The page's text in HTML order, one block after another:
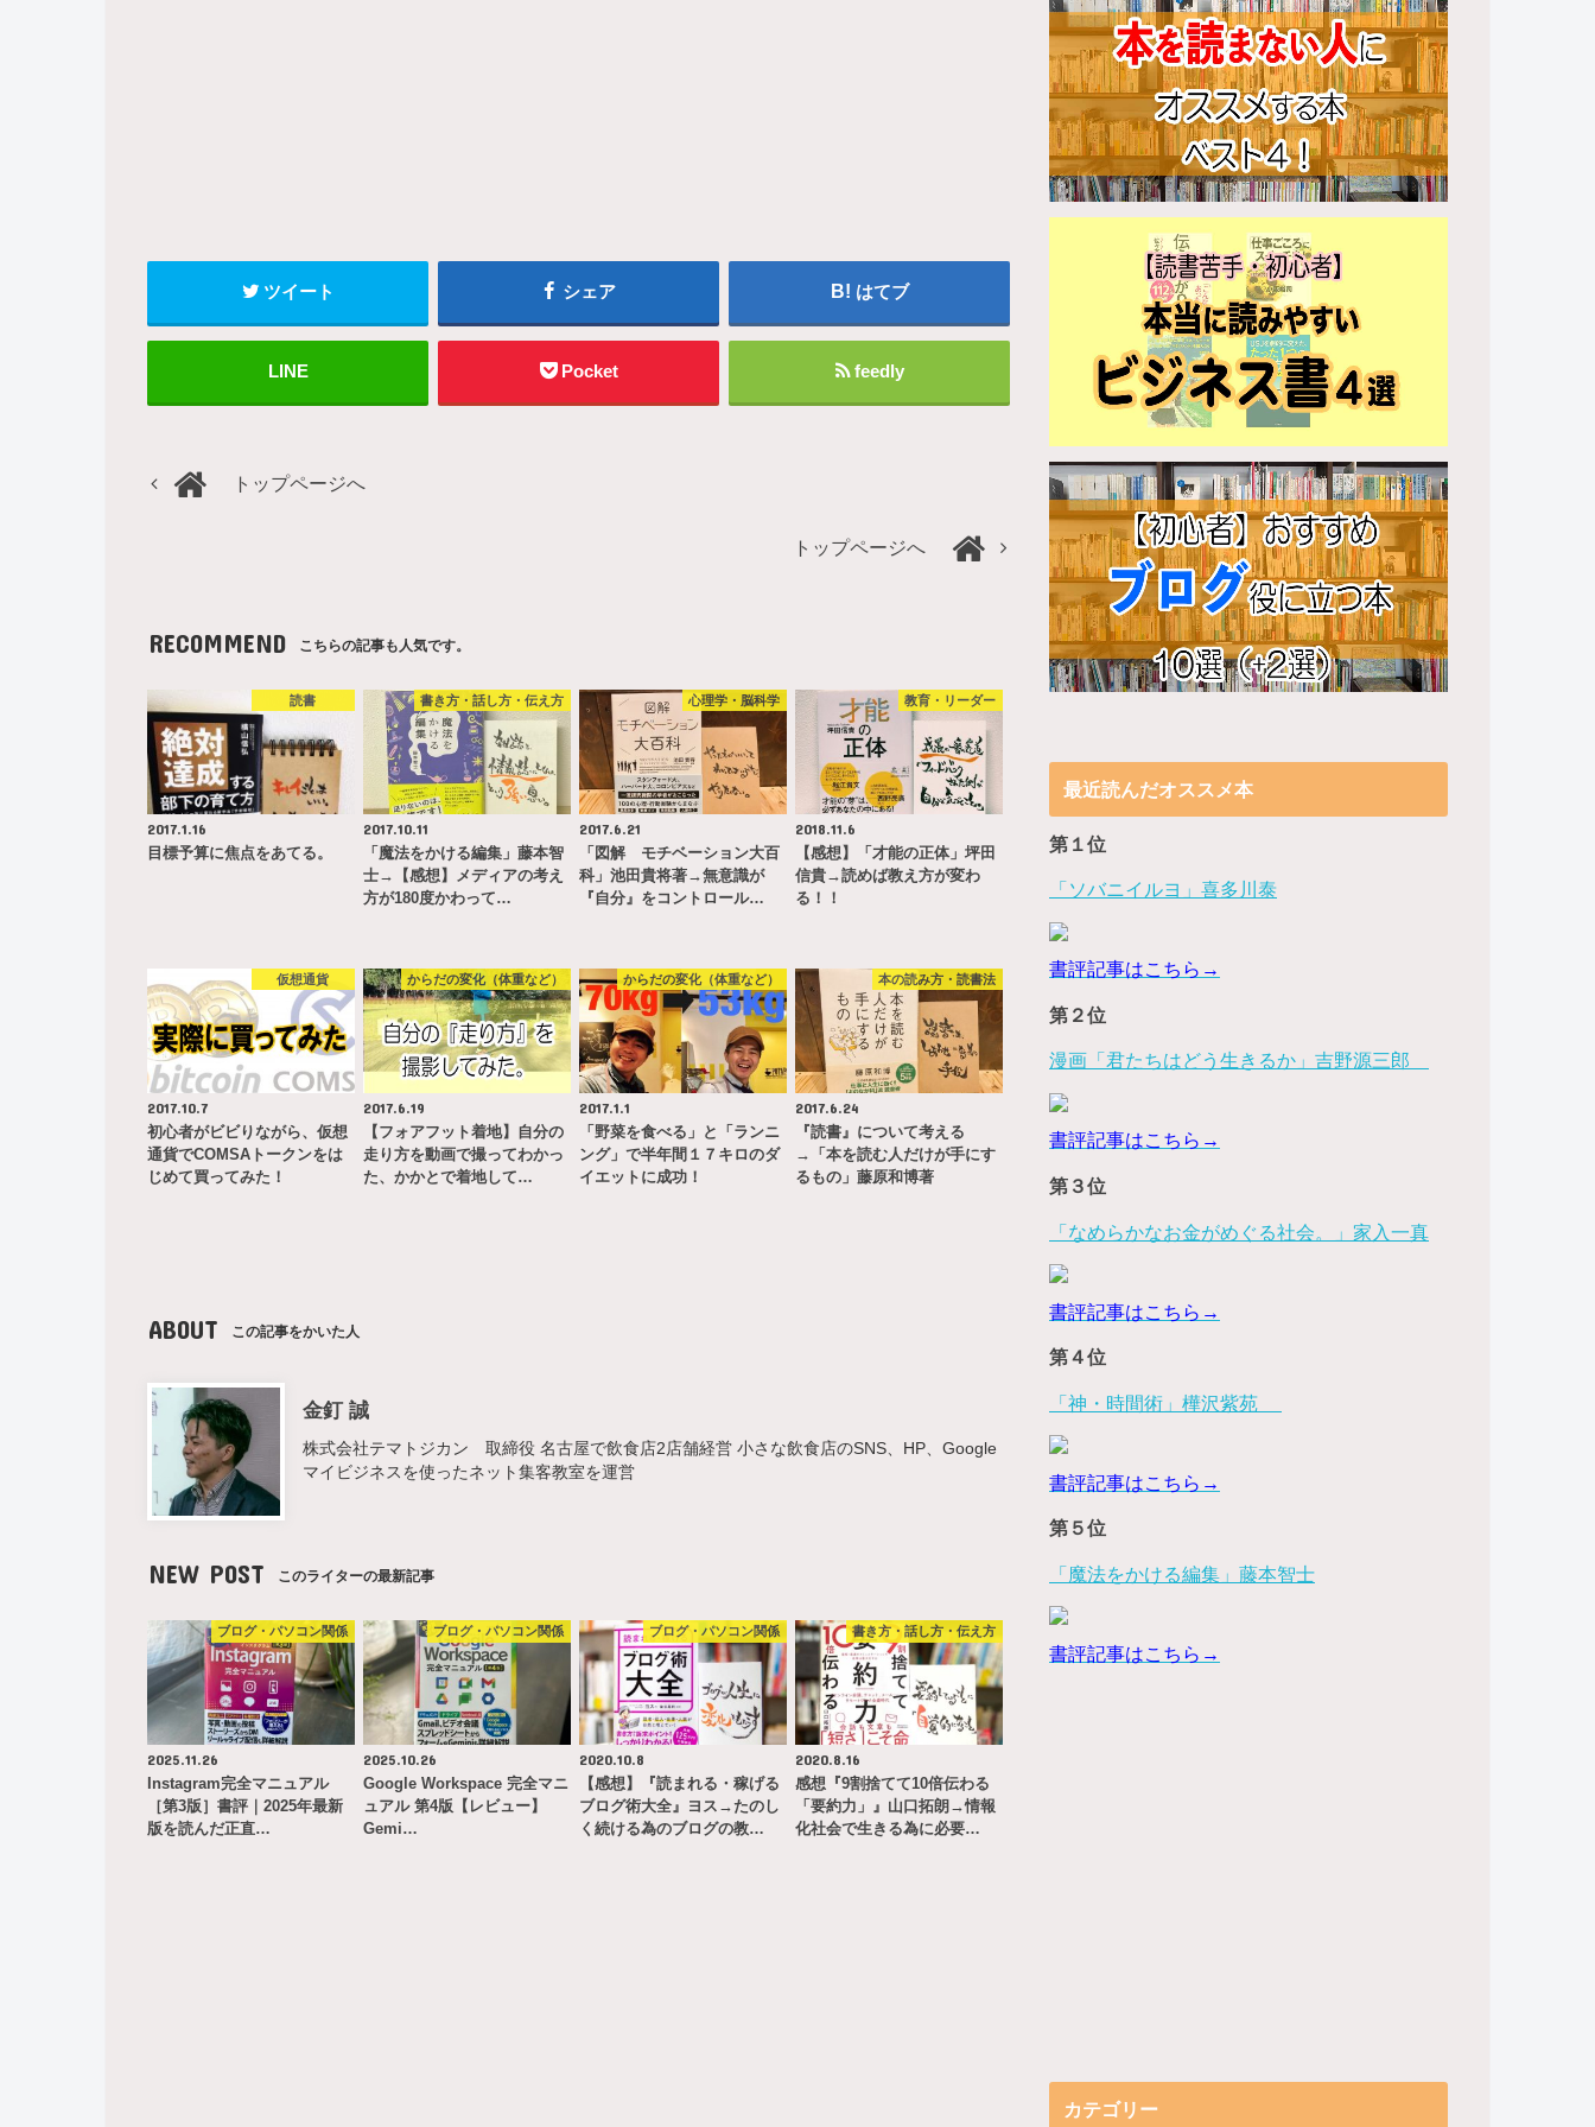
ツイート シェア はてブ
LINE Pocket feedly
トップページへ
トップページへ
RECOMMEND こちらの記事も人気です。
読書
2017.1.16
目標予算に焦点をあてる。
書き方・話し方・伝え方
2017.10.11
「魔法をかける編集」藤本智
士→【感想】メディアの考え
方が180度かわって…
心理学・脳科学
2017.6.21
「図解 モチベーション大百
科」池田貴将著→無意識が
『自分』をコントロール…
教育・リーダー
2018.11.6
【感想】「才能の正体」坪田
信貴→読めば教え方が変わ
る！！
仮想通貨
2017.10.7
初心者がビビりながら、仮想
通貨でCOMSAトークンをは
じめて買ってみた！
からだの変化（体重など）
2017.6.19
【フォアフット着地】自分の
走り方を動画で撮ってわかっ
た、かかとで着地して…
からだの変化（体重など）
2017.1.1
「野菜を食べる」と「ランニ
ング」で半年間１７キロのダ
イエットに成功！
本の読み方・読書法
2017.6.24
『読書』について考える
→「本を読む人だけが手にす
るもの」藤原和博著
ABOUT この記事をかいた人
金釘 誠
株式会社テマトジカン 取締役 名古屋で飲食店2店舗経営 小さな飲食店のSNS、HP、Google
マイビジネスを使ったネット集客教室を運営
NEW POST このライターの最新記事
ブログ・パソコン関係
2025.11.26
Instagram完全マニュアル
［第3版］書評｜2025年最新
版を読んだ正直…
ブログ・パソコン関係
2025.10.26
Google Workspace 完全マニ
ュアル 第4版【レビュー】
Gemi…
ブログ・パソコン関係
2020.10.8
【感想】『読まれる・稼げる
ブログ術大全』ヨス→たのし
く続ける為のブログの教…
書き方・話し方・伝え方
2020.8.16
感想『9割捨てて10倍伝わる
「要約力」』山口拓朗→情報
化社会で生きる為に必要…
最近読んだオススメ本
第１位
「ソバニイルヨ」喜多川泰
書評記事はこちら→
第２位
漫画「君たちはどう生きるか」吉野源三郎
書評記事はこちら→
第３位
「なめらかなお金がめぐる社会。」家入一真
書評記事はこちら→
第４位
「神・時間術」樺沢紫苑
書評記事はこちら→
第５位
「魔法をかける編集」藤本智士
書評記事はこちら→
カテゴリー